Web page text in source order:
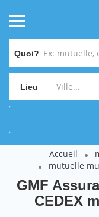
Quoi?
Lieu
Accueil
mutuelle
GMF
CEDEX